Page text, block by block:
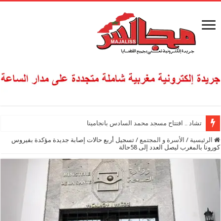
تشاد .. افتتاح مسجد محمد السادس بانجامينا
الرئيسية / الأسرة و المجتمع / تسجيل أربع حالات إصابة جديدة مؤكدة بفيروس
كورونا بالمغرب ليصل العدد إلى 58حالة